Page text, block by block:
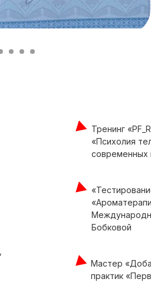
Бобковой
Тренинг
«Психолия
современных
Мастер
практик